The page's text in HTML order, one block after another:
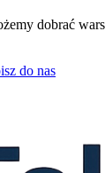
dobrać
do nas